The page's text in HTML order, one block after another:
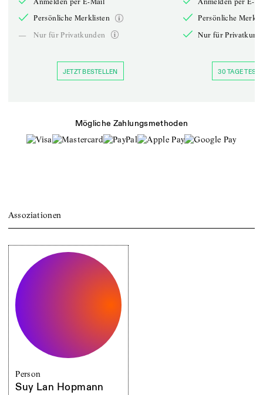
Persönliche Merklisten
—
Nur für Privatkunden
JETZT BESTELLEN
Persönliche
Nur für
30 TAGE
Mögliche Zahlungsmethoden
Assoziationen
Person
Suy Lan Hopmann